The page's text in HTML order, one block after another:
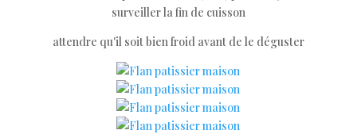
surveiller la fin de cuisson
attendre qu'il soit bien froid avant de le déguster